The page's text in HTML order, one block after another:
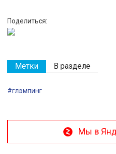
Поделиться:
Метки В разделе
#глэмпинг
Мы в